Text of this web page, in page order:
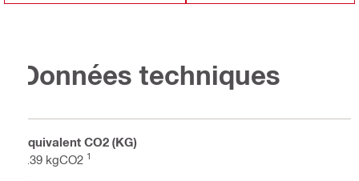
Données techniques
Équivalent CO2 (KG)
5.39 kgCO2 1